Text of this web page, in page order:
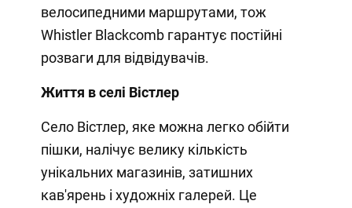
велосипедними маршрутами, тож
Whistler Blackcomb гарантує постійні
розваги для відвідувачів.
Життя в селі Вістлер
Село Вістлер, яке можна легко обійти
пішки, налічує велику кількість
унікальних магазинів, затишних
кав'ярень і художніх галерей. Це